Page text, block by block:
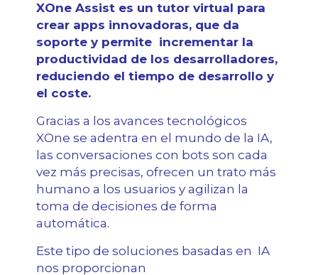
XOne Assist es un tutor virtual para
crear apps innovadoras, que da
soporte y permite incrementar la
productividad de los desarrolladores,
reduciendo el tiempo de desarrollo y
el coste.
Gracias a los avances tecnológicos
XOne se adentra en el mundo de la IA,
las conversaciones con bots son cada
vez más precisas, ofrecen un trato más
humano a los usuarios y agilizan la
toma de decisiones de forma
automática.
Este tipo de soluciones basadas en IA
nos proporcionan